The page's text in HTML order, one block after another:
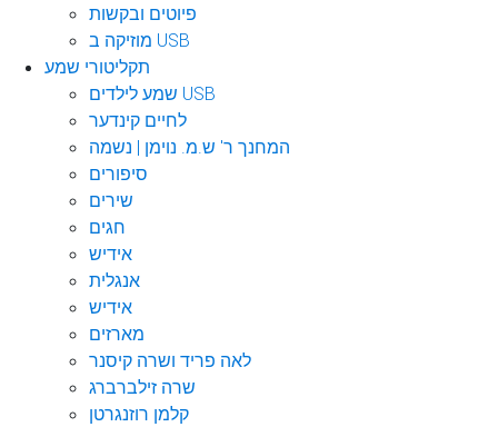
פיוטים ובקשות
מוזיקה ב USB
תקליטורי שמע
שמע לילדים USB
לחיים קינדער
המחנך ר' ש.מ. נוימן | נשמה
סיפורים
שירים
חגים
אידיש
אנגלית
אידיש
מארזים
לאה פריד ושרה קיסנר
שרה זילברברג
קלמן רוזנגרטן